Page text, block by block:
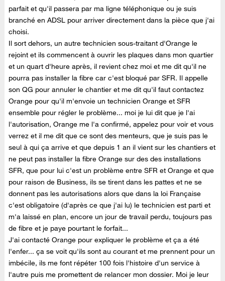
parfait et qu'il passera par ma ligne téléphonique ou je suis
branché en ADSL pour arriver directement dans la pièce que j'ai
choisi.
Il sort dehors, un autre technicien sous-traitant d'Orange le
rejoint et ils commencent à ouvrir les plaques dans mon quartier
et un quart d'heure après, il revient chez moi et me dit qu'il ne
pourra pas installer la fibre car c'est bloqué par SFR. Il appelle
son QG pour annuler le chantier et me dit qu'il faut contactez
Orange pour qu'il m'envoie un technicien Orange et SFR
ensemble pour régler le problème... moi je lui dit que je l'ai
l'autorisation, Orange me l'a confirmé, appelez pour voir et vous
verrez et il me dit que ce sont des menteurs, que je suis pas le
seul à qui ça arrive et que depuis 1 an il vient sur les chantiers et
ne peut pas installer la fibre Orange sur des des installations
SFR, que pour lui c'est un problème entre SFR et Orange et que
pour raison de Business, ils se tirent dans les pattes et ne se
donnent pas les autorisations alors que dans la loi Française
c'est obligatoire (d'après ce que j'ai lu) le technicien est parti et
m'a laissé en plan, encore un jour de travail perdu, toujours pas
de fibre et je paye pourtant le forfait...
J'ai contacté Orange pour expliquer le problème et ça a été
l'enfer... ça se voit qu'ils sont au courant et me prennent pour un
imbécile, ils me font répéter 100 fois l'histoire d'un service à
l'autre puis me promettent de relancer mon dossier. Moi je leur